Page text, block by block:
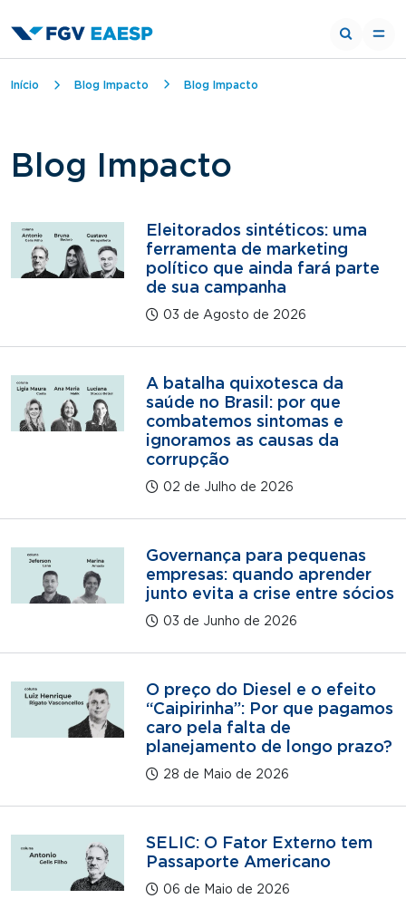
Trilha de navegação
Início Blog Impacto Blog Impacto
Blog Impacto
Eleitorados sintéticos: uma
ferramenta de marketing
político que ainda fará parte
de sua campanha
03 de Agosto de 2026
A batalha quixotesca da
saúde no Brasil: por que
combatemos sintomas e
ignoramos as causas da
corrupção
02 de Julho de 2026
Governança para pequenas
empresas: quando aprender
junto evita a crise entre sócios
03 de Junho de 2026
O preço do Diesel e o efeito
“Caipirinha”: Por que pagamos
caro pela falta de
planejamento de longo prazo?
28 de Maio de 2026
SELIC: O Fator Externo tem
Passaporte Americano
06 de Maio de 2026